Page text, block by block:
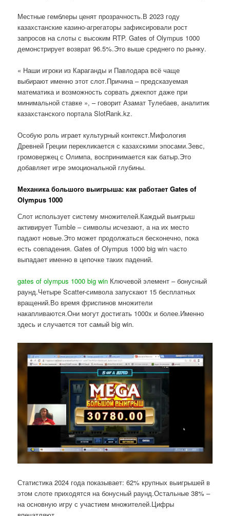
Местные гемблеры ценят прозрачность.В 2023 году
казахстанские казино-агрегаторы зафиксировали рост
запросов на слоты с высоким RTP. Gates of Olympus 1000
демонстрирует возврат 96.5%.Это выше среднего по рынку.
« Наши игроки из Караганды и Павлодара всё чаще
выбирают именно этот слот.Причина – предсказуемая
математика и возможность сорвать джекпот даже при
минимальной ставке », – говорит Азамат Тулебаев, аналитик
казахстанского портала SlotRank.kz.
Особую роль играет культурный контекст.Мифология
Древней Греции перекликается с казахскими эпосами.Зевс,
громовержец с Олимпа, воспринимается как батыр.Это
добавляет игре эмоциональной глубины.
Механика большого выигрыша: как работает Gates of
Olympus 1000
Слот использует систему множителей.Каждый выигрыш
активирует Tumble – символы исчезают, а на их место
падают новые.Это может продолжаться бесконечно, пока
есть совпадения. Gates of Olympus 1000 big win часто
выпадает именно в цепочке таких падений.
gates of olympus 1000 big win Ключевой элемент – бонусный
раунд.Четыре Scatter-символа запускают 15 бесплатных
вращений.Во время фриспинов множители
накапливаются.Они могут достигать 1000x и более.Именно
здесь и случается тот самый big win.
Статистика 2024 года показывает: 62% крупных выигрышей в
этом слоте приходятся на бонусный раунд.Остальные 38% –
на основную игру с участием множителей.Цифры